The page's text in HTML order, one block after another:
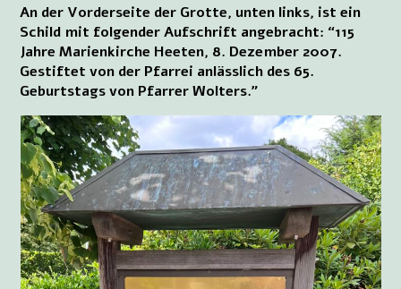
An der Vorderseite der Grotte, unten links, ist ein
Schild mit folgender Aufschrift angebracht: “115
Jahre Marienkirche Heeten, 8. Dezember 2007.
Gestiftet von der Pfarrei anlässlich des 65.
Geburtstags von Pfarrer Wolters.”